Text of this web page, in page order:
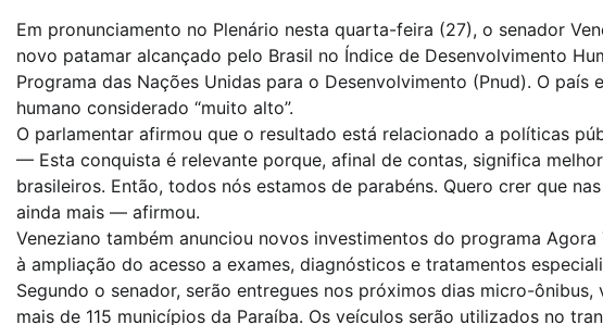
Em pronunciamento no Plenário nesta quarta-feira (27), o senador
novo patamar alcançado pelo Brasil no Índice de Desenvolvimento
Programa das Nações Unidas para o Desenvolvimento (Pnud). O
humano considerado “muito alto”.
O parlamentar afirmou que o resultado está relacionado a políticas
— Esta conquista é relevante porque, afinal de contas, significa
brasileiros. Então, todos nós estamos de parabéns. Quero crer que
ainda mais — afirmou.
Veneziano também anunciou novos investimentos do programa
à ampliação do acesso a exames, diagnósticos e tratamentos
Segundo o senador, serão entregues nos próximos dias micro-
mais de 115 municípios da Paraíba. Os veículos serão utilizados no